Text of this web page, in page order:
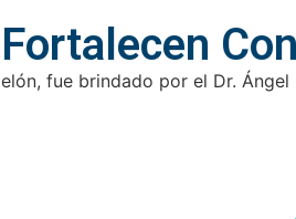
fue brindado por el Dr. Ángel